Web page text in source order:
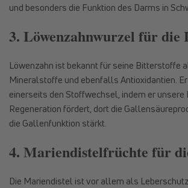
und besonders die Funktion des Darms in
3. Löwenzahnwurzel für die
Löwenzahn ist bekannt für seine Bitterstoffe
Mineralstoffe und ebenfalls Antioxidantien.
einerseits den Stoffwechsel, indem er unsere
Regeneration fördert, dort die
die Gallenfunktion stärkt.
4. Mariendistelfrüchte für
Die Mariendistel ist vor allem als